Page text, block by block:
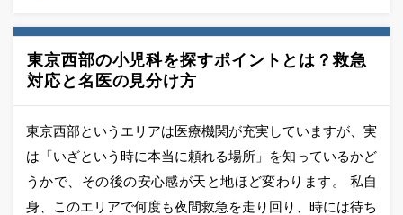
東京西部の小児科を探すポイントとは？救急
対応と名医の見分け方
東京西部というエリアは医療機関が充実していますが、実
は「いざという時に本当に頼れる場所」を知っているかど
うかで、その後の安心感が天と地ほど変わります。 私自
身、このエリアで何度も夜間救急を走り回り、時には待ち